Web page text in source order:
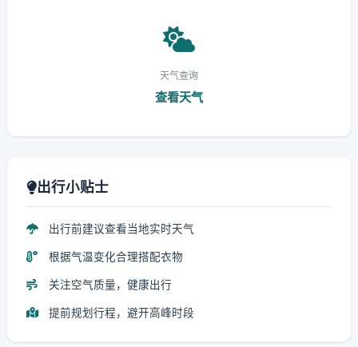
天气查询
查看天气
出行小贴士
出行前建议查看当地实时天气
根据气温变化合理搭配衣物
关注空气质量，健康出行
提前规划行程，避开高峰时段